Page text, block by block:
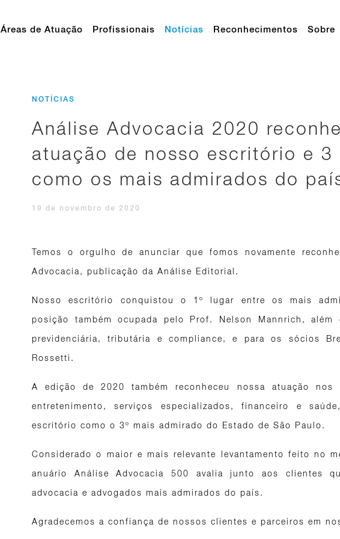
Áreas de Atuação Profissionais Notícias Reconhecimentos Sobre
NOTÍCIAS
Análise Advocacia 2020
atuação de nosso escritório e 3
como os mais admirados do
19 de novembro de 2020
Temos o orgulho de anunciar que fomos novamente
Advocacia, publicação da Análise Editorial.
Nosso escritório conquistou o 1º lugar entre os mais
posição também ocupada pelo Prof. Nelson Mannrich, além
previdenciária, tributária e compliance, e para os sócios
Rossetti.
A edição de 2020 também reconheceu nossa atuação nos
entretenimento, serviços especializados, financeiro e
escritório como o 3º mais admirado do Estado de São Paulo.
Considerado o maior e mais relevante levantamento feito no
anuário Análise Advocacia 500 avalia junto aos clientes
advocacia e advogados mais admirados do país.
Agradecemos a confiança de nossos clientes e parceiros em